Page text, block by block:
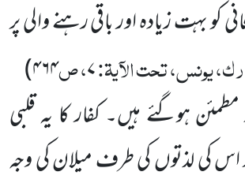
کو بہت زیادہ اور باقی رہنے والی پر
یونس، تحت الآیۃ:۷، ص۴۶۴)
ہوگئے ہیں۔ کفار کا یہ قلبی
اس کی لذتوں کی طرف میلان کی وجہ